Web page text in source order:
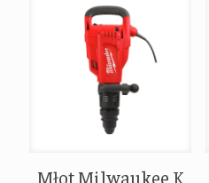
Młot Milwaukee K